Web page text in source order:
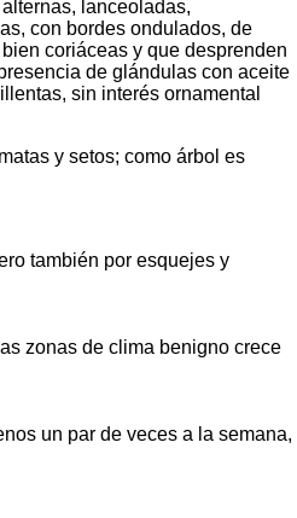
lanceoladas,
con bordes ondulados, de
coriáceas y que desprenden
de glándulas con aceite
sin interés ornamental
y setos; como árbol es
también por esquejes y
zonas de clima benigno crece
un par de veces a la semana,